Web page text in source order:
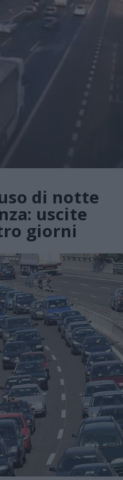
di notte
uscite
giorni